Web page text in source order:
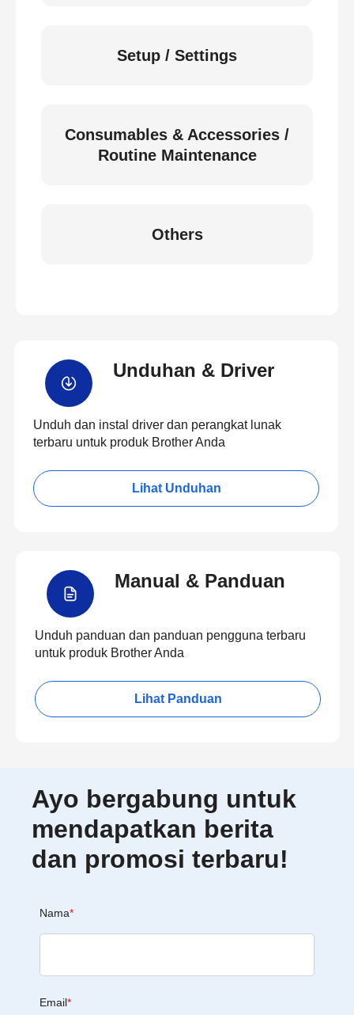
Setup / Settings
Consumables & Accessories /
Routine Maintenance
Others
Unduhan & Driver
Unduh dan instal driver dan perangkat lunak
terbaru untuk produk Brother Anda
Lihat Unduhan
Manual & Panduan
Unduh panduan dan panduan pengguna terbaru
untuk produk Brother Anda
Lihat Panduan
Ayo bergabung untuk
mendapatkan berita
dan promosi terbaru!
Nama*
Email*